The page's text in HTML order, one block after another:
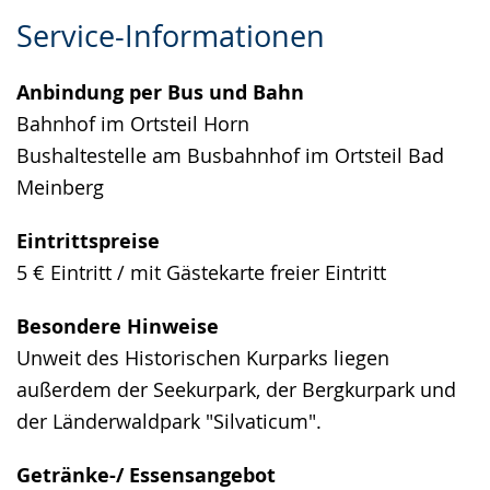
Service-Informationen
Anbindung per Bus und Bahn
Bahnhof im Ortsteil Horn
Bushaltestelle am Busbahnhof im Ortsteil Bad
Meinberg
Eintrittspreise
5 € Eintritt / mit Gästekarte freier Eintritt
Besondere Hinweise
Unweit des Historischen Kurparks liegen
außerdem der Seekurpark, der Bergkurpark und
der Länderwaldpark "Silvaticum".
Getränke-/ Essensangebot
Leichten
wechseln.
Audio-
Video
Deutscher
Gebärdensprache
wird
angezeigt.